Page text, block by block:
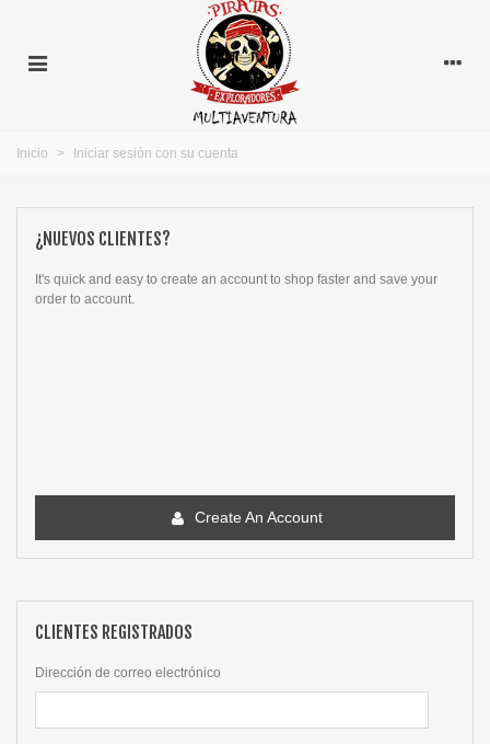
Inicio > Iniciar sesión con su cuenta
¿NUEVOS CLIENTES?
It's quick and easy to create an account to shop faster and save your
order to account.
Create An Account
CLIENTES REGISTRADOS
Dirección de correo electrónico